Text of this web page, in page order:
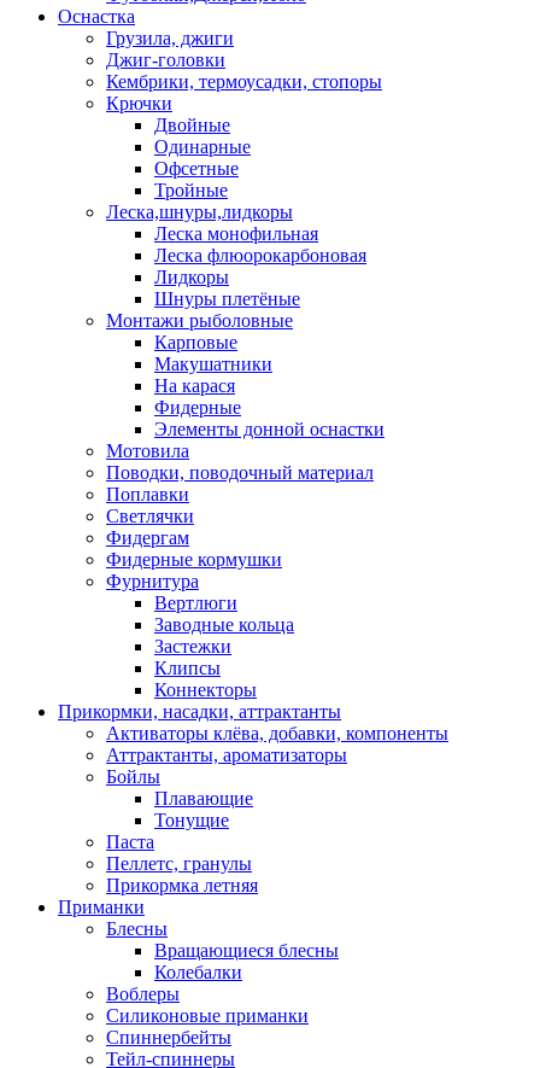
Оснастка
Грузила, джиги
Джиг-головки
Кембрики, термоусадки, стопоры
Крючки
Двойные
Одинарные
Офсетные
Тройные
Леска,шнуры,лидкоры
Леска монофильная
Леска флюорокарбоновая
Лидкоры
Шнуры плетёные
Монтажи рыболовные
Карповые
Макушатники
На карася
Фидерные
Элементы донной оснастки
Мотовила
Поводки, поводочный материал
Поплавки
Светлячки
Фидергам
Фидерные кормушки
Фурнитура
Вертлюги
Заводные кольца
Застежки
Клипсы
Коннекторы
Прикормки, насадки, аттрактанты
Активаторы клёва, добавки, компоненты
Аттрактанты, ароматизаторы
Бойлы
Плавающие
Тонущие
Паста
Пеллетс, гранулы
Прикормка летняя
Приманки
Блесны
Вращающиеся блесны
Колебалки
Воблеры
Силиконовые приманки
Спиннербейты
Тейл-спиннеры